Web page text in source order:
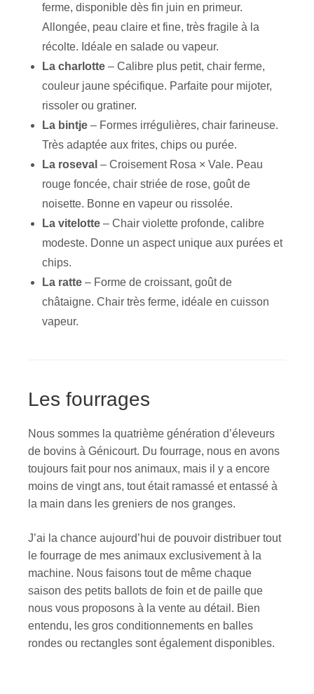
ferme, disponible dès fin juin en primeur.
Allongée, peau claire et fine, très fragile à la
récolte. Idéale en salade ou vapeur.
La charlotte – Calibre plus petit, chair ferme,
couleur jaune spécifique. Parfaite pour mijoter,
rissoler ou gratiner.
La bintje – Formes irrégulières, chair farineuse.
Très adaptée aux frites, chips ou purée.
La roseval – Croisement Rosa × Vale. Peau
rouge foncée, chair striée de rose, goût de
noisette. Bonne en vapeur ou rissolée.
La vitelotte – Chair violette profonde, calibre
modeste. Donne un aspect unique aux purées et
chips.
La ratte – Forme de croissant, goût de
châtaigne. Chair très ferme, idéale en cuisson
vapeur.
Les fourrages
Nous sommes la quatrième génération d’éleveurs
de bovins à Génicourt. Du fourrage, nous en avons
toujours fait pour nos animaux, mais il y a encore
moins de vingt ans, tout était ramassé et entassé à
la main dans les greniers de nos granges.
J’ai la chance aujourd’hui de pouvoir distribuer tout
le fourrage de mes animaux exclusivement à la
machine. Nous faisons tout de même chaque
saison des petits ballots de foin et de paille que
nous vous proposons à la vente au détail. Bien
entendu, les gros conditionnements en balles
rondes ou rectangles sont également disponibles.